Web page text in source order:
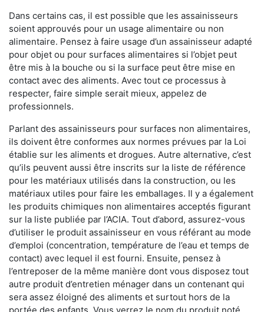
Dans certains cas, il est possible que les assainisseurs
soient approuvés pour un usage alimentaire ou non
alimentaire. Pensez à faire usage d’un assainisseur adapté
pour objet ou pour surfaces alimentaires si l’objet peut
être mis à la bouche ou si la surface peut être mise en
contact avec des aliments. Avec tout ce processus à
respecter, faire simple serait mieux, appelez de
professionnels.
Parlant des assainisseurs pour surfaces non alimentaires,
ils doivent être conformes aux normes prévues par la Loi
établie sur les aliments et drogues. Autre alternative, c’est
qu’ils peuvent aussi être inscrits sur la liste de référence
pour les matériaux utilisés dans la construction, ou les
matériaux utiles pour faire les emballages. Il y a également
les produits chimiques non alimentaires acceptés figurant
sur la liste publiée par l’ACIA. Tout d’abord, assurez-vous
d’utiliser le produit assainisseur en vous référant au mode
d’emploi (concentration, température de l’eau et temps de
contact) avec lequel il est fourni. Ensuite, pensez à
l’entreposer de la même manière dont vous disposez tout
autre produit d’entretien ménager dans un contenant qui
sera assez éloigné des aliments et surtout hors de la